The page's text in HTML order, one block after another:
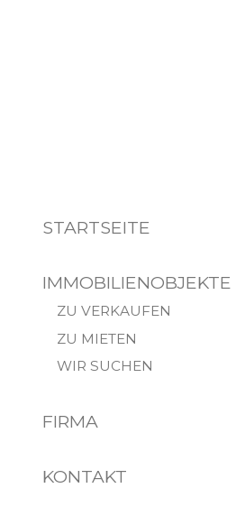
STARTSEITE
IMMOBILIENOBJEKTE
ZU VERKAUFEN
ZU MIETEN
WIR SUCHEN
FIRMA
KONTAKT